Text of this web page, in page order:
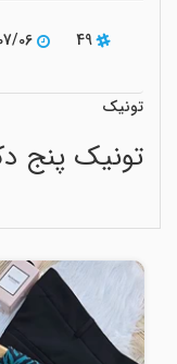
49
06
تونیک
تونیک پنج